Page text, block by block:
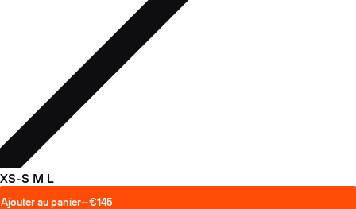
XS-S M L
Ajouter au panier—€145